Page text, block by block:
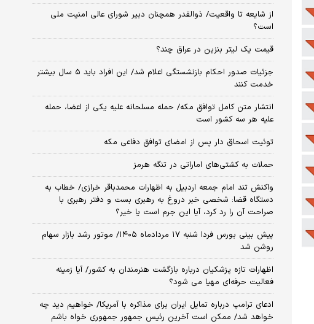
از شایعه تا واقعیت/ ذوالقدر همچنان دبیر شورای ‌عالی امنیت ملی
است؟
قیمت یک لیتر بنزین در عراق چند؟
جزئیات صدور احکام بازنشستگی اعلام شد/ این افراد باید ۵ سال بیشتر
خدمت کنند
انتشار متن کامل توافق مکه/ حمله مسلحانه علیه یکی از اعضا، حمله
علیه هر سه کشور است
توئیت اسحاق دار پس از امضای توافق دفاعی مکه
حملات به کشتی‌های اماراتی در تنگه هرمز
واکنش تند امام جمعه اردبیل به اظهارات محمدباقر خرازی/ خطاب به
دستگاه قضا: شخصی خبر دروغ به رهبری بست و دفتر رهبری با
صراحت آن را رد کرد، آیا این جرم است یا خیر؟
پیش بینی بورس فردا شنبه ۱۷ مردادماه ۱۴۰۵/ موتور رشد بازار سهام
روشن شد
اظهارات تازه پزشکیان درباره بازگشت هنرمندان به کشور/ آیا زمینه
فعالیت حرفه‌ای مهیا می شود؟
ادعای ترامپ درباره تمایل ایران برای مذاکره با آمریکا/ خواهیم دید چه
خواهد شد/ ممکن است آخرین رئیس‌ جمهور جمهوری خواه باشم